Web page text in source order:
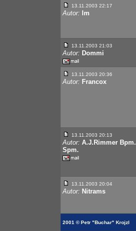
13.11.2003 22:17
Autor: lm
13.11.2003 21:03
Autor: Dommi
13.11.2003 20:36
Autor: Francox
13.11.2003 20:13
Autor: A.J.Rimmer Bpm.
Spm.
13.11.2003 20:04
Autor: Nitrams
2001 © Petr "Buchar" Krojzl